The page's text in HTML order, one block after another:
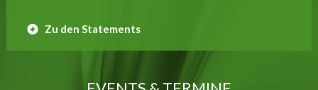
Zu den Statements